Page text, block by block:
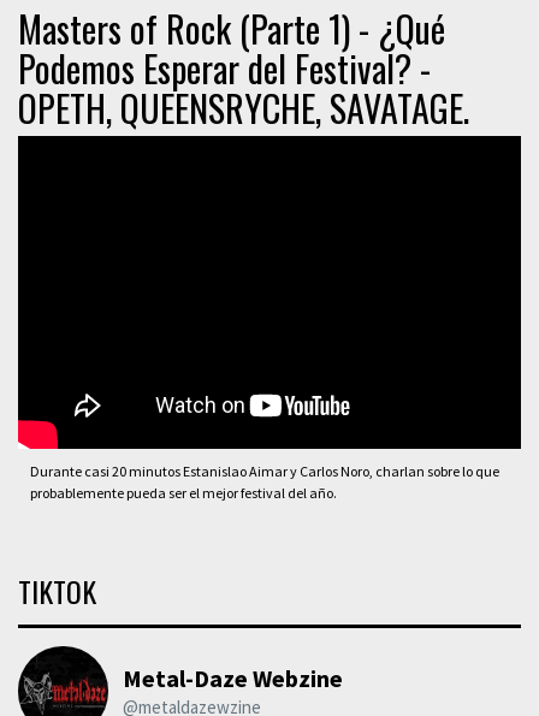
Masters of Rock (Parte 1) - ¿Qué
Podemos Esperar del Festival? -
OPETH, QUEENSRYCHE, SAVATAGE.
Durante casi 20 minutos Estanislao Aimar y Carlos Noro, charlan sobre lo que
probablemente pueda ser el mejor festival del año.
TIKTOK
Metal-Daze Webzine
@metaldazewzine